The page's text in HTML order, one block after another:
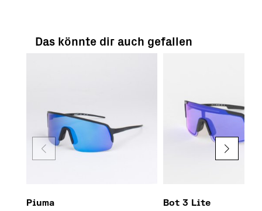
Das könnte dir auch gefallen
Piuma
Bot 3 Lite